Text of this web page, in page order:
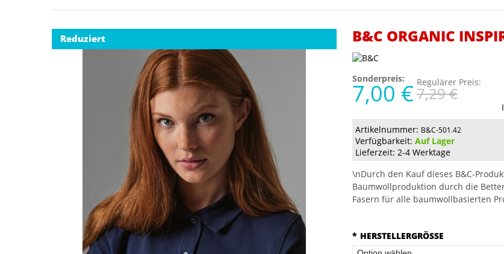
Reduziert B&C ORGANIC
Sonderpreis:
7,00 € Regulärer Preis:
7,29 €
Artikelnummer: B&C-501.42
Verfügbarkeit: Auf Lager
Lieferzeit: 2-4 Werktage
\nDurch den Kauf dieses B&C-
Baumwollproduktion durch die
Fasern für alle baumwollbasierten
* HERSTELLERGRÖSSE